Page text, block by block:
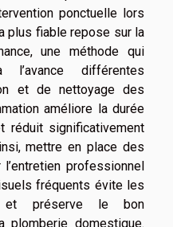
ponctuelle lors
plus fiable repose sur la
une méthode qui
différentes
et de nettoyage des
améliore la durée
réduit significativement
mettre en place des
professionnel
fréquents évite les
et préserve le bon
plomberie domestique.